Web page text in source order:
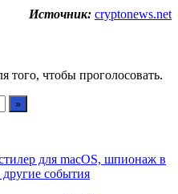
Источник: cryptonews.net
того, чтобы проголосовать.
для macOS, шпионаж в
другие события